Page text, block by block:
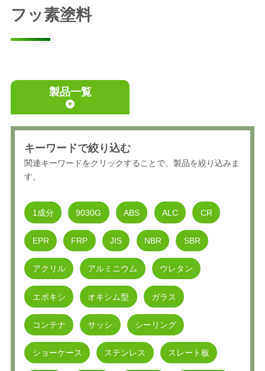
フッ素塗料
製品一覧
キーワードで絞り込む
関連キーワードをクリックすることで、製品を絞り込みま
す。
1成分 9030G ABS ALC CR
EPR FRP JIS NBR SBR
アクリル アルミニウム ウレタン
エポキシ オキシム型 ガラス
コンテナ サッシ シーリング
ショーケース ステンレス スレート板